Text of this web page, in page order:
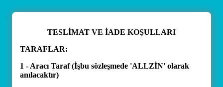
TESLİMAT VE İADE KOŞULLARI
TARAFLAR:
1 - Aracı Taraf (İşbu sözleşmede 'ALLZİN' olarak
anılacaktır)